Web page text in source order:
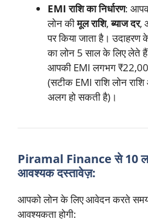
EMI राशि का निर्धारण:
लोन कीमूल राशि,ब्याज दर,
पर किया जाता है।
का लोन 5 साल के लिए लेते
आपकी EMI लगभग
(सटीक EMI राशि लोन
अलग हो सकती है)।
Piramal Finance से 10
आवश्यक दस्तावेज़:
आपको लोन के लिए आवेदन करते समय
आवश्यकता होगी: